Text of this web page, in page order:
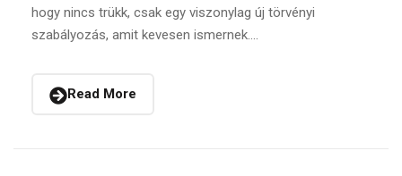
hogy nincs trükk, csak egy viszonylag új törvényi
szabályozás, amit kevesen ismernek....
Read More